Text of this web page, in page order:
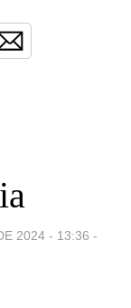
2024 - 13:36 -